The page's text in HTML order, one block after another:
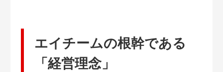
エイチームの根幹である
「経営理念」